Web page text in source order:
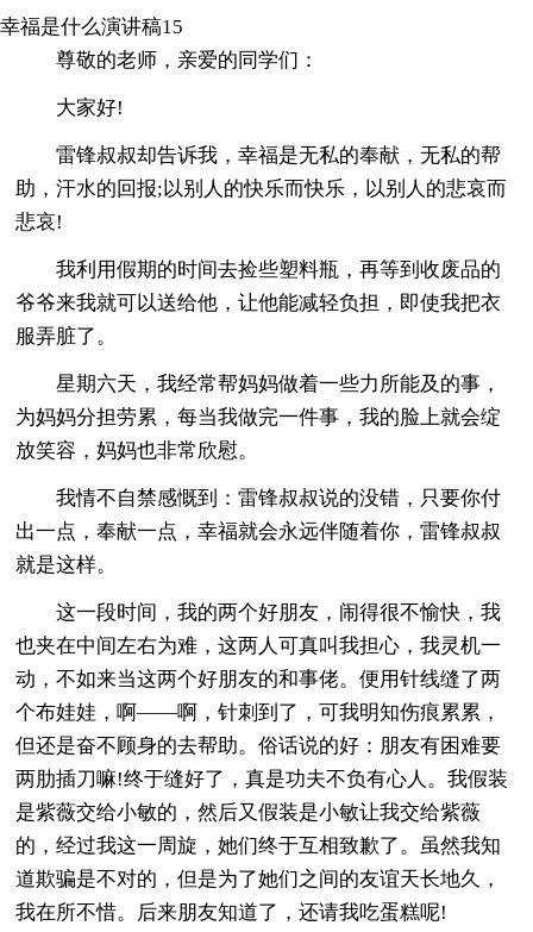
幸福是什么演讲稿15
尊敬的老师，亲爱的同学们：
大家好!
雷锋叔叔却告诉我，幸福是无私的奉献，无私的帮
助，汗水的回报;以别人的快乐而快乐，以别人的悲哀而
悲哀!
我利用假期的时间去捡些塑料瓶，再等到收废品的
爷爷来我就可以送给他，让他能减轻负担，即使我把衣
服弄脏了。
星期六天，我经常帮妈妈做着一些力所能及的事，
为妈妈分担劳累，每当我做完一件事，我的脸上就会绽
放笑容，妈妈也非常欣慰。
我情不自禁感慨到：雷锋叔叔说的没错，只要你付
出一点，奉献一点，幸福就会永远伴随着你，雷锋叔叔
就是这样。
这一段时间，我的两个好朋友，闹得很不愉快，我
也夹在中间左右为难，这两人可真叫我担心，我灵机一
动，不如来当这两个好朋友的和事佬。便用针线缝了两
个布娃娃，啊——啊，针刺到了，可我明知伤痕累累，
但还是奋不顾身的去帮助。俗话说的好：朋友有困难要
两肋插刀嘛!终于缝好了，真是功夫不负有心人。我假装
是紫薇交给小敏的，然后又假装是小敏让我交给紫薇
的，经过我这一周旋，她们终于互相致歉了。虽然我知
道欺骗是不对的，但是为了她们之间的友谊天长地久，
我在所不惜。后来朋友知道了，还请我吃蛋糕呢!